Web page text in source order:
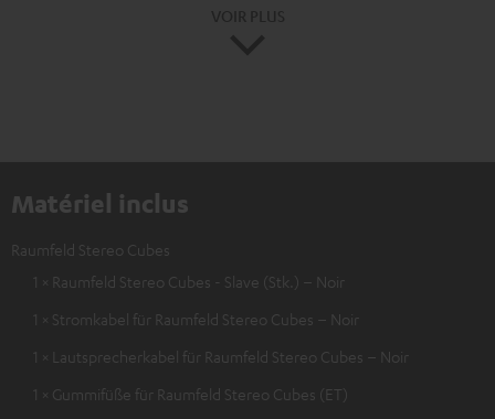
Matériel inclus
Raumfeld Stereo Cubes
1 × Raumfeld Stereo Cubes - Slave (Stk.) – Noir
1 × Stromkabel für Raumfeld Stereo Cubes – Noir
1 × Lautsprecherkabel für Raumfeld Stereo Cubes – Noir
1 × Gummifüße für Raumfeld Stereo Cubes (ET)